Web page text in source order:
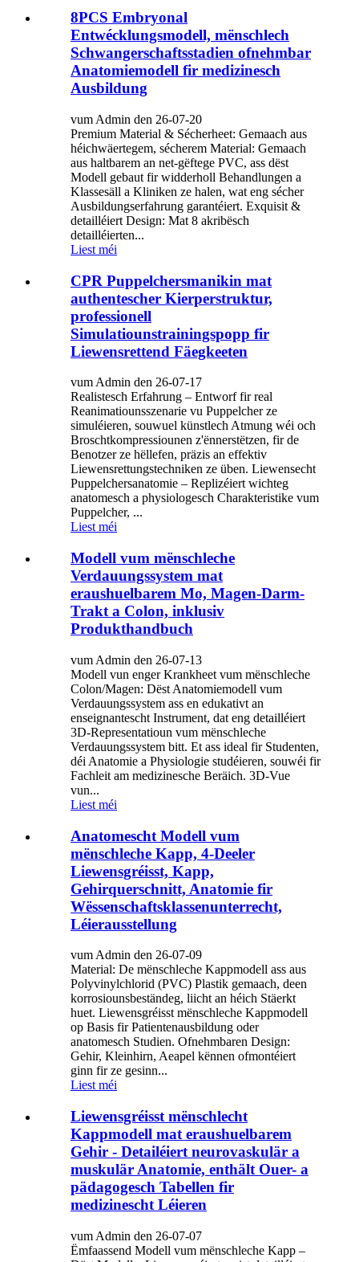
8PCS Embryonal
Entwécklungsmodell, mënschlech
Schwangerschaftsstadien ofnehmbar
Anatomiemodell fir medizinesch
Ausbildung
vum Admin den 26-07-20
Premium Material & Sécherheet: Gemaach aus
héichwäertegem, sécherem Material: Gemaach
aus haltbarem an net-gëftege PVC, ass dëst
Modell gebaut fir widderholl Behandlungen a
Klassesäll a Kliniken ze halen, wat eng sécher
Ausbildungserfahrung garantéiert. Exquisit &
detailléiert Design: Mat 8 akribësch
detailléierten...
Liest méi
CPR Puppelchersmanikin mat
authentescher Kierperstruktur,
professionell
Simulatiounstrainingspopp fir
Liewensrettend Fäegkeeten
vum Admin den 26-07-17
Realistesch Erfahrung – Entworf fir real
Reanimatiounsszenarie vu Puppelcher ze
simuléieren, souwuel künstlech Atmung wéi och
Broschtkompressiounen z'ënnerstëtzen, fir de
Benotzer ze hëllefen, präzis an effektiv
Liewensrettungstechniken ze üben. Liewensecht
Puppelchersanatomie – Replizéiert wichteg
anatomesch a physiologesch Charakteristike vum
Puppelcher, ...
Liest méi
Modell vum mënschleche
Verdauungssystem mat
eraushuelbarem Mo, Magen-Darm-
Trakt a Colon, inklusiv
Produkthandbuch
vum Admin den 26-07-13
Modell vun enger Krankheet vum mënschleche
Colon/Magen: Dëst Anatomiemodell vum
Verdauungssystem ass en edukativt an
enseignantescht Instrument, dat eng detailléiert
3D-Representatioun vum mënschleche
Verdauungssystem bitt. Et ass ideal fir Studenten,
déi Anatomie a Physiologie studéieren, souwéi fir
Fachleit am medizinesche Beräich. 3D-Vue
vun...
Liest méi
Anatomescht Modell vum
mënschleche Kapp, 4-Deeler
Liewensgréisst, Kapp,
Gehirquerschnitt, Anatomie fir
Wëssenschaftsklassenunterrecht,
Léierausstellung
vum Admin den 26-07-09
Material: De mënschleche Kappmodell ass aus
Polyvinylchlorid (PVC) Plastik gemaach, deen
korrosiounsbeständeg, liicht an héich Stäerkt
huet. Liewensgréisst mënschleche Kappmodell
op Basis fir Patientenausbildung oder
anatomesch Studien. Ofnehmbaren Design:
Gehir, Kleinhirn, Aeapel kënnen ofmontéiert
ginn fir ze gesinn...
Liest méi
Liewensgréisst mënschlecht
Kappmodell mat eraushuelbarem
Gehir - Detailéiert neurovaskulär a
muskulär Anatomie, enthält Ouer- a
pädagogesch Tabellen fir
medizinescht Léieren
vum Admin den 26-07-07
Ëmfaassend Modell vum mënschleche Kapp –